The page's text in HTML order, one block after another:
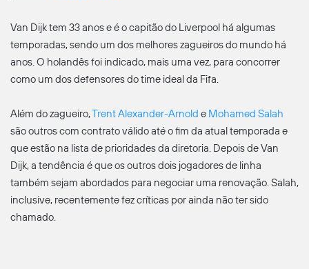
Van Dijk tem 33 anos e é o capitão do Liverpool há algumas
temporadas, sendo um dos melhores zagueiros do mundo há
anos. O holandês foi indicado, mais uma vez, para concorrer
como um dos defensores do time ideal da Fifa.
Além do zagueiro,Trent Alexander-Arnold e Mohamed Salah
são outros com contrato válido até o fim da atual temporada e
que estão na lista de prioridades da diretoria. Depois de Van
Dijk, a tendência é que os outros dois jogadores de linha
também sejam abordados para negociar uma renovação. Salah,
inclusive, recentemente fez críticas por ainda não ter sido
chamado.